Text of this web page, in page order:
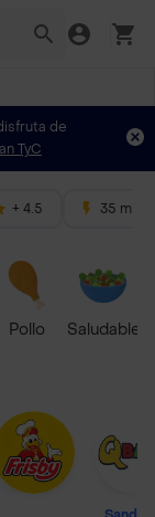
de
TyC
+ 4.5 35 mins
Pollo Saludable